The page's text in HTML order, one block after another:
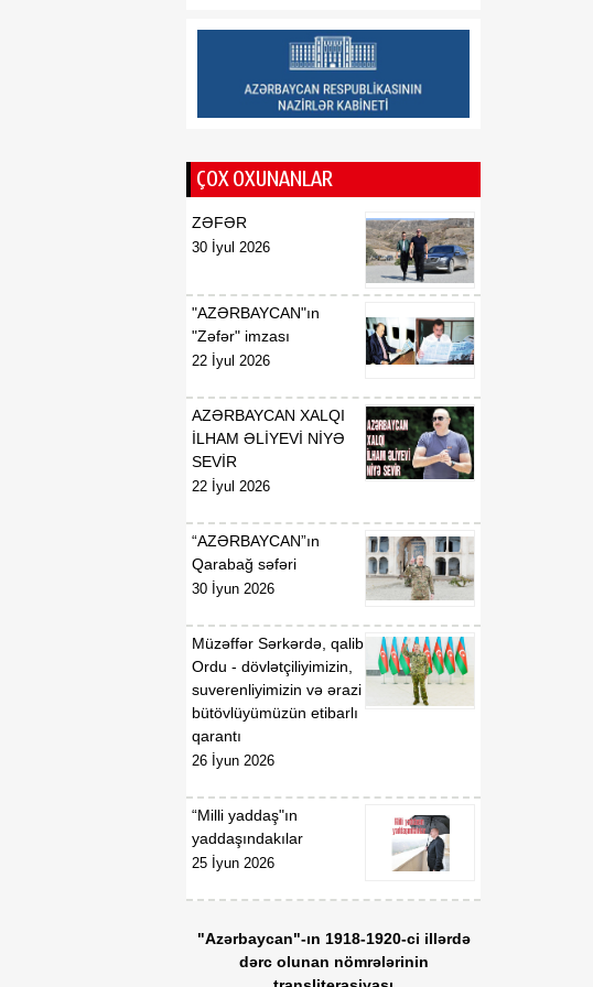
yanında daimi
nümayəndəsi təyin
edilməsi haqqında
Azərbaycan
Respublikasının UNESCO
nümayəndəsi vəzifəsindən
geri çağırılması haqqında
07 Avqust
F.N.İsmayılovun
Azərbaycan
Respublikasının Avropa
nümayəndəsi vəzifəsindən
geri çağırılması haqqında
07 Avqust
Azərbaycan Respublikası
Respublikasının Kosmik
Agentliyi (Azərkosmos)"
publik hüquqi şəxsin
yaradılması haqqında"
1326 nömrəli,
"Azərbaycan Nəqliyyat və
Kommunikasiya Holdinqi
(AZCON)" publik hüquqi
şəxsin Nizamnaməsinin
təsdiqi və bununla
tənzimlənməsi haqqında"
2025-ci il 15 yanvar tarixli
286 nömrəli fərmanlarında
və "Azərbaycan Hava
Yolları" Qapalı Səhmdar
haqqında" 2008-ci il 16
aprel tarixli 2761 nömrəli,
00:48
ÇOX OXUNANLAR
ZƏFƏR
30 İyul 2026
"AZƏRBAYCAN"ın
"Zəfər" imzası
22 İyul 2026
AZƏRBAYCAN XALQI
İLHAM ƏLİYEVİ NİYƏ
SEVİR
22 İyul 2026
“AZƏRBAYCAN”ın
Qarabağ səfəri
30 İyun 2026
Müzəffər Sərkərdə, qalib
Ordu - dövlətçiliyimizin,
suverenliyimizin və ərazi
bütövlüyümüzün etibarlı
qarantı
26 İyun 2026
“Milli yaddaş"ın
yaddaşındakılar
25 İyun 2026
"Azərbaycan"-ın 1918-1920-ci illərdə
dərc olunan nömrələrinin